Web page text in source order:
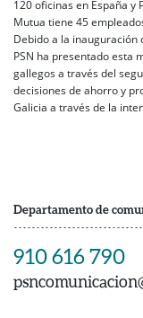
120 oficinas en España y
Mutua tiene 45
Debido a la inauguración
PSN ha presentado esta
gallegos a través del
decisiones de ahorro y
Galicia a través de la
Departamento de
910 616 790